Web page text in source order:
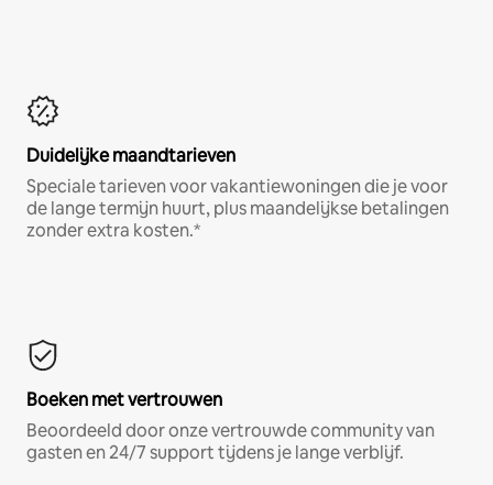
Duidelijke maandtarieven
Speciale tarieven voor vakantiewoningen die je voor
de lange termijn huurt, plus maandelijkse betalingen
zonder extra kosten.*
Boeken met vertrouwen
Beoordeeld door onze vertrouwde community van
gasten en 24/7 support tijdens je lange verblijf.